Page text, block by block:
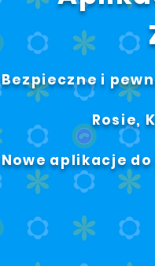
Bezpieczne i
Rosie,
Nowe aplikacje